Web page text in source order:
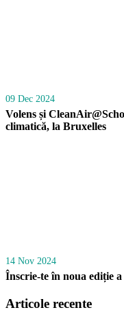
09 Dec 2024
Volens și
climatică, la Bruxelles
14 Nov 2024
Înscrie-te în noua ediție
Articole recente